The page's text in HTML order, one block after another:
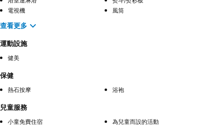
電視機
風筒
查看更多
運動設施
健美
保健
熱石按摩 浴袍
兒童服務
小童免費住宿 為兒童而設的活動